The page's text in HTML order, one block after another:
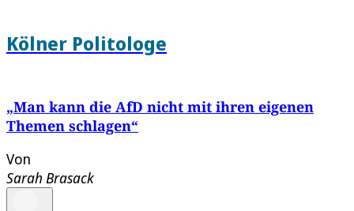
Kölner Politologe
„Man kann die AfD nicht mit ihren eigenen
Themen schlagen“
Von
Sarah Brasack